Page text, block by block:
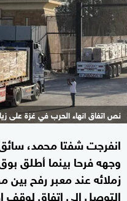
نص اتفاق انهاء الحرب في غزة على
انفرجت شفتا محمد،
وجهه فرحا بينما أطلق
زملائه عند معبر رفح
التوصل إلى اتفاق لوقف